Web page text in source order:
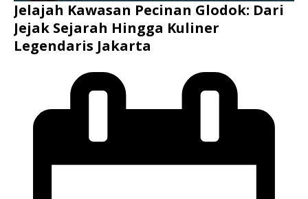
Jelajah Kawasan Pecinan Glodok: Dari
Jejak Sejarah Hingga Kuliner
Legendaris Jakarta